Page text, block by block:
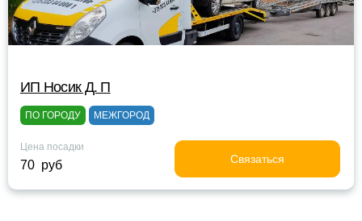
ИП Носик Д. П
ПО ГОРОДУ МЕЖГОРОД
Цена посадки
70 руб Связаться